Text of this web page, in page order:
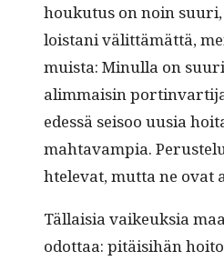
houku­tus on noin
lois­tani välit­tämät­tä,
muista: Min­ul­la on
alim­maisin
edessä seisoo uusia
mah­tavampia.
htel­e­vat, mut­ta ne ovat
Täl­laisia vaikeuk­sia
odot­taa: pitäisi­hän